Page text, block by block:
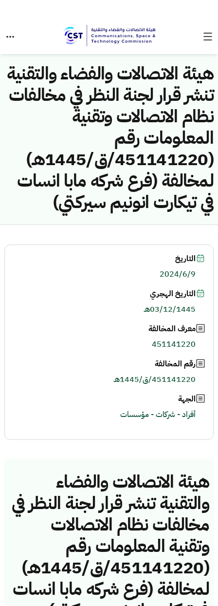
هيئة الاتصالات والفضاء والتقنية
تنشر قرار لجنة النظر في مخالفات
نظام الاتصالات وتقنية
المعلومات رقم
(451141220/ق/1445هـ)
لمخالفة (فرع شركه مابا انسات
في تيكارت انونيم سيركتي)
هيئة الاتصالات والفضاء
والتقنية تنشر قرار لجنة النظر في
مخالفات نظام الاتصالات
وتقنية المعلومات رقم
(451141220/ق/1445هـ)
لمخالفة (فرع شركه مابا انسات
التاريخ
2024/6/9
التاريخ الهجري
03/12/1445هـ
معرف المخالفة
451141220
رقم المخالفة
451141220/ق/1445هـ
الجهة
أفراد - شركات - مؤسسات